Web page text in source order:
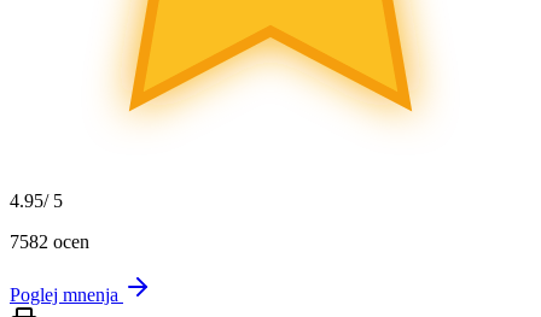
4.95/ 5
7582 ocen
Poglej mnenja